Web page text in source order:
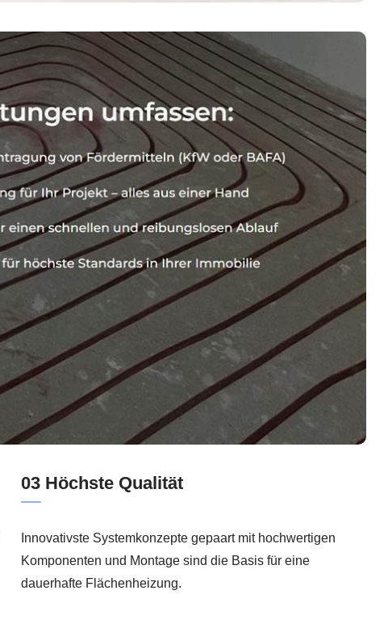
03 Höchste Qualität
Innovativste Systemkonzepte gepaart mit hochwertigen
Komponenten und Montage sind die Basis für eine
dauerhafte Flächenheizung.